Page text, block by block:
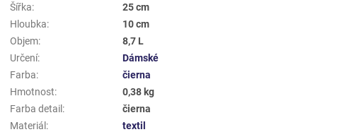
Šířka:
25 cm
Hloubka:
10 cm
Objem:
8,7 L
Určení:
Dámské
Farba:
čierna
Hmotnost:
0,38 kg
Farba detail :
čierna
Materiál :
textil